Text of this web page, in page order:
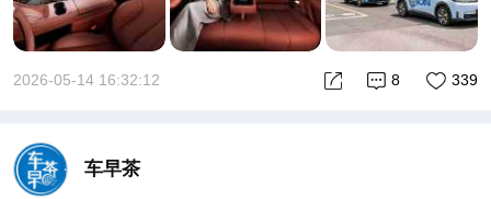
这套智驾系统的可靠性。这不是流量思维，这是信任
思维。
埃安N60的配置其实已经够狠了：10万级的价格，全
全国订单突破6000台，不算意外。
但真正让我觉得有意思的，是埃安同时放出的两个动
2026-05-14 16:32:12 339
8
车早茶